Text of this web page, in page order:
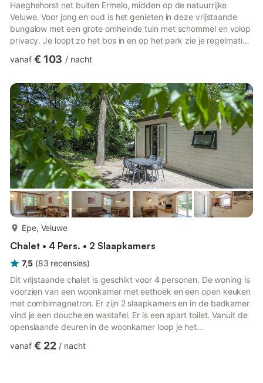
Haeghehorst net buiten Ermelo, midden op de natuurrijke
Veluwe. Voor jong en oud is het genieten in deze vrijstaande
bungalow met een grote omheinde tuin met schommel en volop
privacy. Je loopt zo het bos in en op het park zie je regelmatig
huppelen. Uw huisdier is ook van harte welkom. In de directe
dagattracties, waaronder Dolfinarium Harderwijk, Hans en
Grietje, klimbos Ermelo en Walibi. Je profiteert van de faciliteiten
op de aa...
vanaf € 103 / nacht
Epe, Veluwe
Chalet • 4 Pers. • 2 Slaapkamers
7,5 (83 recensies)
Dit vrijstaande chalet is geschikt voor 4 personen. De woning is
voorzien van een woonkamer met eethoek en een open keuken
met combimagnetron. Er zijn 2 slaapkamers en in de badkamer
vind je een douche en wastafel. Er is een apart toilet. Vanuit de
openslaande deuren in de woonkamer loop je het
beschrijvingen, afbeeldingen, specificaties en plattegronden
vanaf € 22 / nacht